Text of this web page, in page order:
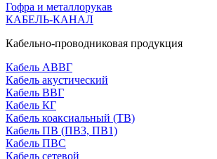
Гофра и металлорукав
КАБЕЛЬ-КАНАЛ
Кабельно-проводниковая продукция
Кабель АВВГ
Кабель акустический
Кабель ВВГ
Кабель КГ
Кабель коаксиальный (ТВ)
Кабель ПВ (ПВ3, ПВ1)
Кабель ПВС
Кабель сетевой